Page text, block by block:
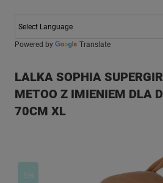
Powered by Translate
LALKA SOPHIA
METOO Z IMIENIEM DLA
70CM XL
-5%